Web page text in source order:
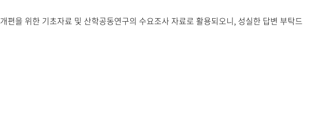
을 위한 기초자료 및 산학공동연구의 수요조사 자료로 활용되오니, 성실한 답변 부탁드